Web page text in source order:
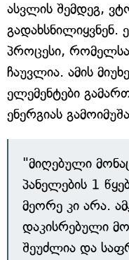
ასვლის შემდეგ,
გადახსნილიყვნენ.
პროცესი,
ჩაუვლია. ამის
ელემენტები
ენერგიას
"მიღებული
პანელების 1
მეორე კი არა.
დაკისრებული
შეუძლია და